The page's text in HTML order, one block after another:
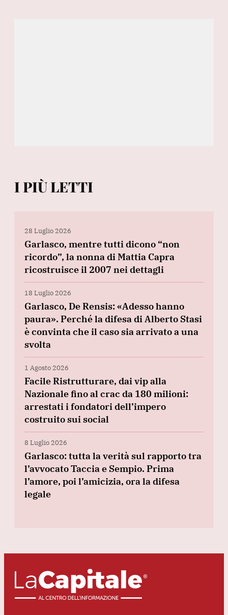
I PIÙ LETTI
28 Luglio 2026
Garlasco, mentre tutti dicono “non
ricordo”, la nonna di Mattia Capra
ricostruisce il 2007 nei dettagli
18 Luglio 2026
Garlasco, De Rensis: «Adesso hanno
paura». Perché la difesa di Alberto Stasi
è convinta che il caso sia arrivato a una
svolta
1 Agosto 2026
Facile Ristrutturare, dai vip alla
Nazionale fino al crac da 180 milioni:
arrestati i fondatori dell’impero
costruito sui social
8 Luglio 2026
Garlasco: tutta la verità sul rapporto tra
l’avvocato Taccia e Sempio. Prima
l’amore, poi l’amicizia, ora la difesa
legale